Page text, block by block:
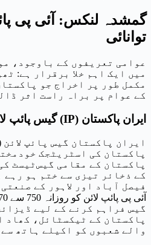
گمشدہ لنکس: آئی پی
توانائی
عوامی تعریفوں کے باوجود،
میں ایک اہم خلا برقرار ہے:
مکمل طور پر اخراج جو
کے عوام پر براہ راست اثر
ایران پاکستان (IP) گیس پائپ لائن
ایران پاکستان گیس پائپ لائن
پاکستان کی اسٹریٹجک
ٹیسٹپاکستان کے مقامی گیس
کے ذخائر تیزی سے ختم ہو رہے
فیصل آباد اور لاہور کے
گیس فراہم کرنے کے لیے
پاکستان کے ٹیکسٹائل، کھاد
والے شعبوں کو اکیلے ہاتھ